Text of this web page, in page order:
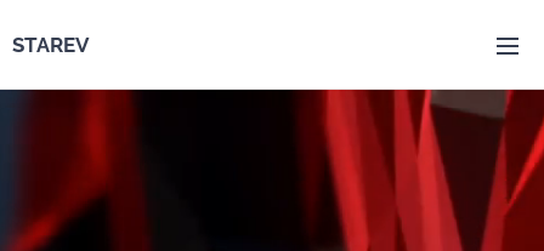
STAREV